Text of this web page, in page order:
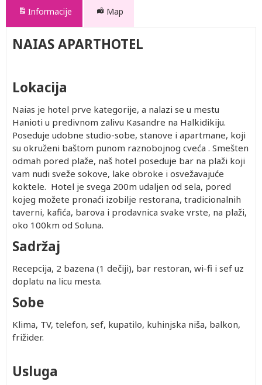
Informacije Map
NAIAS APARTHOTEL
Lokacija
Naias je hotel prve kategorije, a nalazi se u mestu
Hanioti u predivnom zalivu Kasandre na Halkidikiju.
Poseduje udobne studio-sobe, stanove i apartmane, koji
su okruženi baštom punom raznobojnog cveća . Smešten
odmah pored plaže, naš hotel poseduje bar na plaži koji
vam nudi sveže sokove, lake obroke i osvežavajuće
koktele. Hotel je svega 200m udaljen od sela, pored
kojeg možete pronaći izobilje restorana, tradicionalnih
taverni, kafića, barova i prodavnica svake vrste, na plaži,
oko 100km od Soluna.
Sadržaj
Recepcija, 2 bazena (1 dečiji), bar restoran, wi-fi i sef uz
doplatu na licu mesta.
Sobe
Klima, TV, telefon, sef, kupatilo, kuhinjska niša, balkon,
frižider.
Usluga